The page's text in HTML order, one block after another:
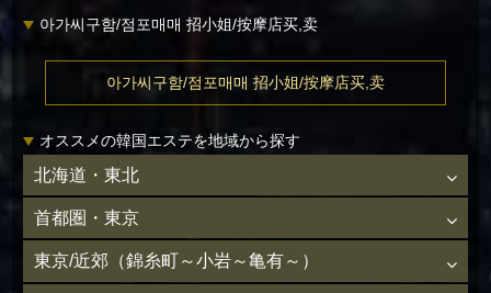
아가씨구함/점포매매 招小姐/按摩店买,卖
아가씨구함/점포매매 招小姐/按摩店买,卖
オススメの韓国エステを地域から探す
北海道・東北
首都圏・東京
東京/近郊（錦糸町～小岩～亀有～）